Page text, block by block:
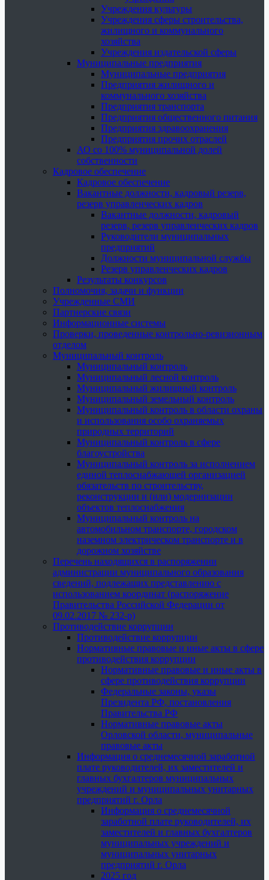
Учреждения культуры
Учреждения сферы строительства,
жилищного и коммунального
хозяйства
Учреждения издательской сферы
Муниципальные предприятия
Муниципальные предприятия
Предприятия жилищного и
коммунального хозяйства
Предприятия транспорта
Предприятия общественного питания
Предприятия здравоохранения
Предприятия прочих отраслей
АО со 100% муниципальной долей
собственности
Кадровое обеспечение
Кадровое обеспечение
Вакантные должности, кадровый резерв,
резерв управленческих кадров
Вакантные должности, кадровый
резерв, резерв управленческих кадров
Руководители муниципальных
предприятий
Должности муниципальной службы
Резерв управленческих кадров
Результаты конкурсов
Полномочия, задачи и функции
Учрежденные СМИ
Партнерские связи
Информационные системы
Проверки, проведенные контрольно-ревизионным
отделом
Муниципальный контроль
Муниципальный контроль
Муниципальный лесной контроль
Муниципальный жилищный контроль
Муниципальный земельный контроль
Муниципальный контроль в области охраны
и использования особо охраняемых
природных территорий
Муниципальный контроль в сфере
благоустройства
Муниципальный контроль за исполнением
единой теплоснабжающей организацией
обязательств по строительству,
реконструкции и (или) модернизации
объектов теплоснабжения
Муниципальный контроль на
автомобильном транспорте, городском
наземном электрическом транспорте и в
дорожном хозяйстве
Перечень находящихся в распоряжении
администрации муниципального образования
сведений, подлежащих представлению с
использованием координат (распоряжение
Правительства Российской Федерации от
09.02.2017 № 232-р)
Противодействие коррупции
Противодействие коррупции
Нормативные правовые и иные акты в сфере
противодействия коррупции
Нормативные правовые и иные акты в
сфере противодействия коррупции
Федеральные законы, указы
Президента РФ, постановления
Правительства РФ
Нормативные правовые акты
Орловской области, муниципальные
правовые акты
Информация о среднемесячной заработной
плате руководителей, их заместителей и
главных бухгалтеров муниципальных
учреждений и муниципальных унитарных
предприятий г. Орла
Информация о среднемесячной
заработной плате руководителей, их
заместителей и главных бухгалтеров
муниципальных учреждений и
муниципальных унитарных
предприятий г. Орла
2025 год